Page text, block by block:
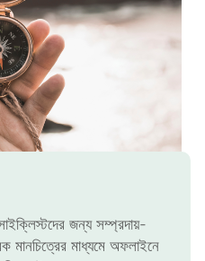
জন্য সম্প্রদায়-
মানচিত্রের মাধ্যমে অফলাইনে